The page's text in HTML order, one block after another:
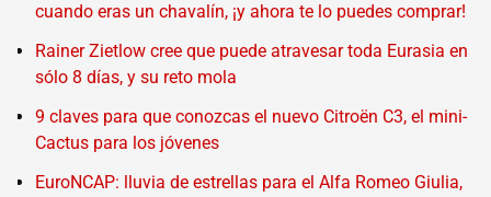
cuando eras un chavalín, ¡y ahora te lo puedes comprar!
Rainer Zietlow cree que puede atravesar toda Eurasia en
sólo 8 días, y su reto mola
9 claves para que conozcas el nuevo Citroën C3, el mini-
Cactus para los jóvenes
EuroNCAP: lluvia de estrellas para el Alfa Romeo Giulia,